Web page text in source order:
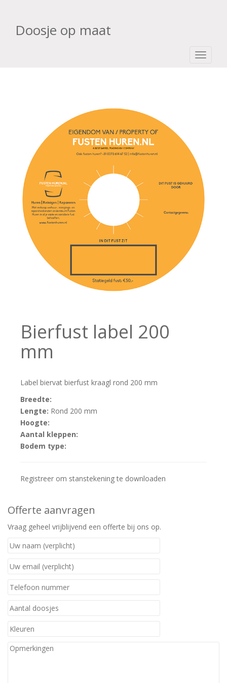
Doosje op maat
Bierfust label 200
mm
Label biervat bierfust kraagl rond 200 mm
Breedte:
Lengte: Rond 200 mm
Hoogte:
Aantal kleppen:
Bodem type:
Registreer om stanstekening te downloaden
Offerte aanvragen
Vraag geheel vrijblijvend een offerte bij ons op.